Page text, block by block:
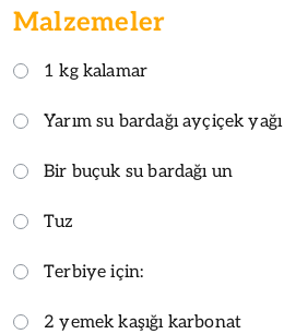
Malzemeler
1 kg kalamar
Yarım su bardağı ayçiçek yağı
Bir buçuk su bardağı un
Tuz
Terbiye için:
2 yemek kaşığı karbonat